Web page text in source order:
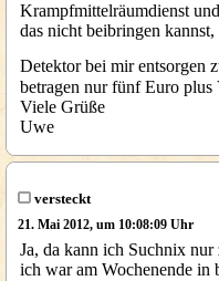
Krampfmittelräumdienst
das nicht beibringen
Detektor bei mir entsorgen
betragen nur fünf Euro plus
Viele Grüße
Uwe
versteckt
21. Mai 2012, um 10:08:09 Uhr
Ja, da kann ich Suchnix nur
ich war am Wochenende in